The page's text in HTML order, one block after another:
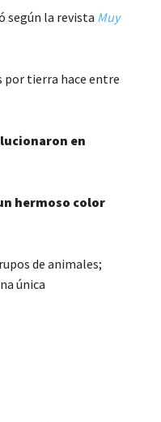
según la revista Muy
por tierra hace entre
en
hermoso color
de animales;
única